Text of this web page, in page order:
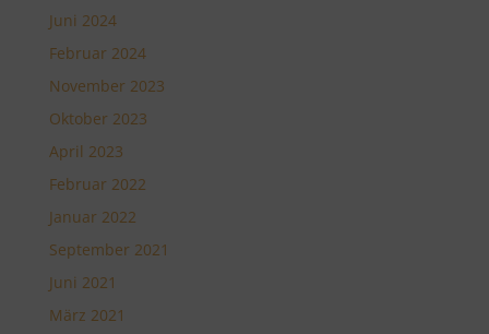
Juni 2024
Februar 2024
November 2023
Oktober 2023
April 2023
Februar 2022
Januar 2022
September 2021
Juni 2021
März 2021